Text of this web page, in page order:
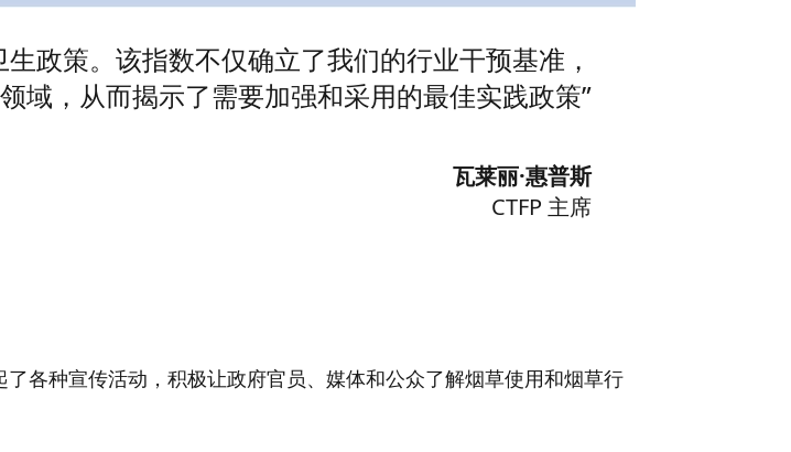
政策。该指数不仅确立了我们的行业干预基准，
域，从而揭示了需要加强和采用的最佳实践政策”
瓦莱丽·惠普斯
CTFP 主席
各种宣传活动，积极让政府官员、媒体和公众了解烟草使用和烟草行